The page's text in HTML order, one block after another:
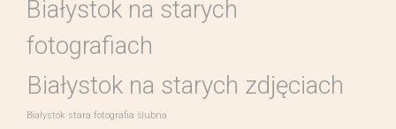
Białystok na starych
fotografiach
Białystok na starych zdjęciach
Białystok stara fotografia ślubna